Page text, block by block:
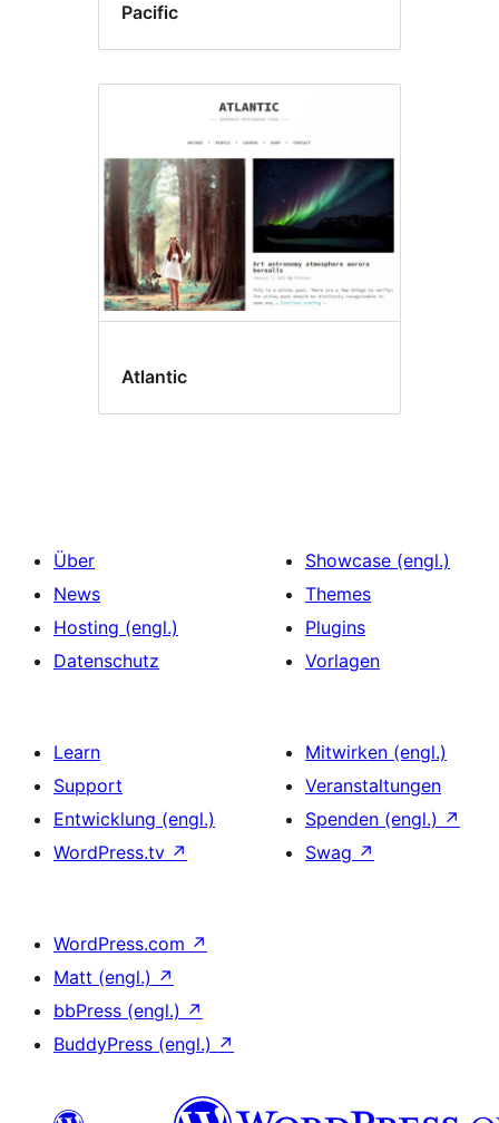
Pacific
Atlantic
Über
News
Hosting (engl.)
Datenschutz
Showcase (engl.)
Themes
Plugins
Vorlagen
Learn
Support
Entwicklung (engl.)
WordPress.tv ↗
Mitwirken (engl.)
Veranstaltungen
Spenden (engl.) ↗
Swag ↗
WordPress.com ↗
Matt (engl.) ↗
bbPress (engl.) ↗
BuddyPress (engl.) ↗